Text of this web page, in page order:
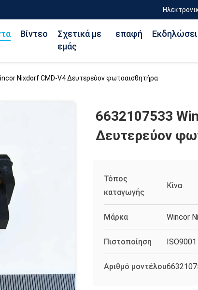
Βίντεο
Σχετικά με
εμάς
επαφή
Nixdorf CMD-V4 Δευτερεύον φωτοαισθητήρα
6632107533
Δευτερεύον
Τόπος
καταγωγής
Κίνα
Μάρκα Wincor
Πιστοποίηση ISO9001
Αριθμό μοντέλου